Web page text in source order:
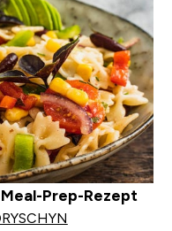
Prep-Rezept